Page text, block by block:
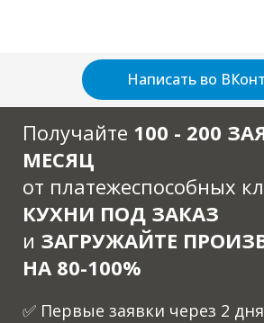
Написать во
Получайте 100 - 200
МЕСЯЦ
от платежеспособных
КУХНИ ПОД ЗАКАЗ
и ЗАГРУЖАЙТЕ
НА 80-100%
✅ Первые заявки через 2 дня